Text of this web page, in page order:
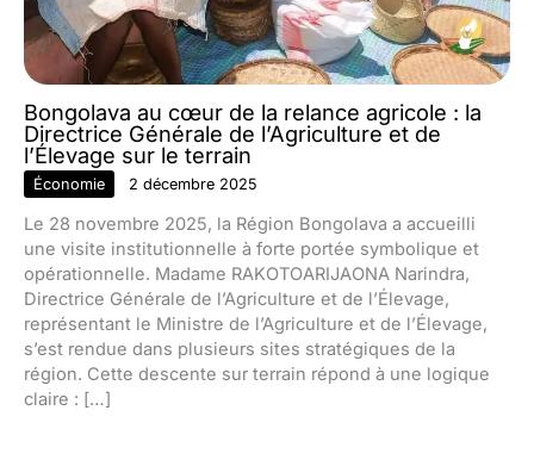
Bongolava au cœur de la relance agricole : la
Directrice Générale de l’Agriculture et de
l’Élevage sur le terrain
Économie 2 décembre 2025
Le 28 novembre 2025, la Région Bongolava a accueilli
une visite institutionnelle à forte portée symbolique et
opérationnelle. Madame RAKOTOARIJAONA Narindra,
Directrice Générale de l’Agriculture et de l’Élevage,
représentant le Ministre de l’Agriculture et de l’Élevage,
s’est rendue dans plusieurs sites stratégiques de la
région. Cette descente sur terrain répond à une logique
claire : […]